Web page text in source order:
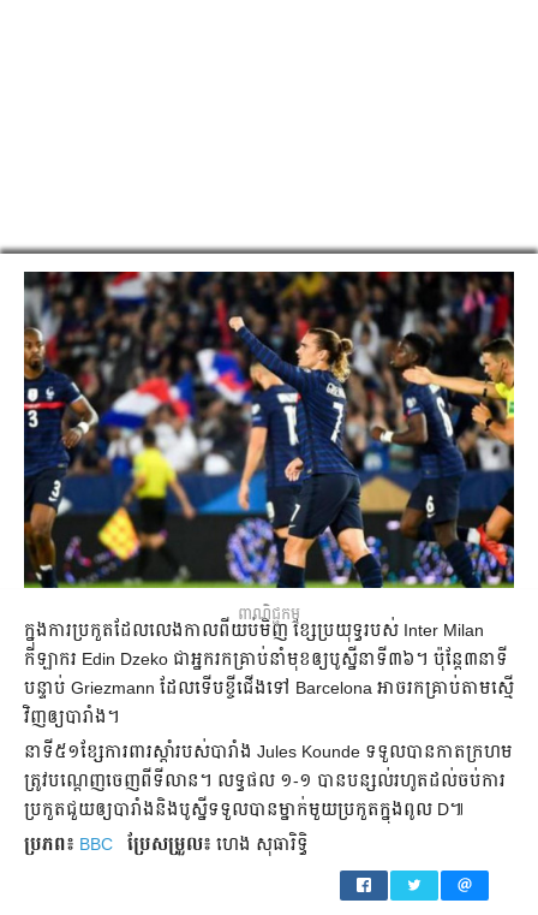
ពាណិជ្ជកម្ម
ក្នុង​ការ​ប្រកួត​ដែល​លេង​កាល​ពី​យប់​មិញ ខ្សែ​ប្រយុទ្ធ​របស់ Inter Milan
កីឡាករ Edin Dzeko ​ជា​អ្នក​រក​គ្រាប់​នាំ​មុខ​ឲ្យ​បូស្នី​នាទី​៣៦។ ប៉ុន្តែ​៣​នាទី​
បន្ទាប់ Griezmann ដែល​ទើប​ខ្ចី​ជើង​ទៅ Barcelona អាច​រក​គ្រាប់​តាម​ស្មើ​
វិញ​ឲ្យ​បារាំង។
នាទី​៥១​ខ្សែ​ការពារ​​ស្ដាំ​របស់​បារាំង​ Jules Kounde ទទួល​បាន​កាត​ក្រហម​
ត្រូវ​បណ្ដេញ​ចេញ​ពី​ទីលាន។ លទ្ធផល ១-១ បាន​បន្សល់​រហូត​ដល់​ចប់​ការ​
ប្រកួត​ជួយ​ឲ្យ​បារាំង​និង​បូស្នី​ទទួល​បាន​ម្នាក់​មួយ​ប្រកួត​ក្នុង​ពូល​ D៕
ប្រភព៖ BBC ប្រែ​សម្រួល៖ ហេង សុធារិទ្ធិ